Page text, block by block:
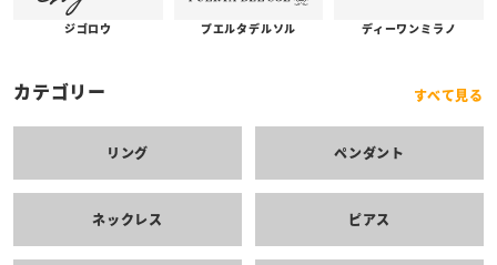
ジゴロウ プエルタデルソル ディーワンミラノ
カテゴリー すべて見る
リング ペンダント
ネックレス ピアス